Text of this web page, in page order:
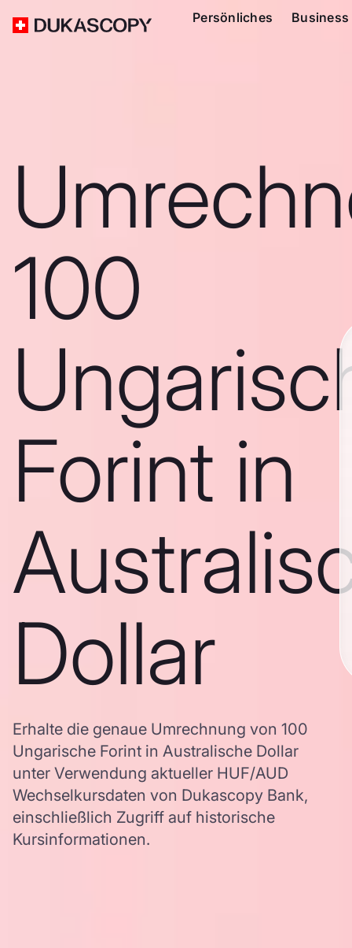
Persönliches Business
100
Forint in
Dollar
Erhalte die genaue Umrechnung von 100
Ungarische Forint in Australische Dollar
unter Verwendung aktueller HUF/AUD
Wechselkursdaten von Dukascopy Bank,
einschließlich Zugriff auf historische
Kursinformationen.